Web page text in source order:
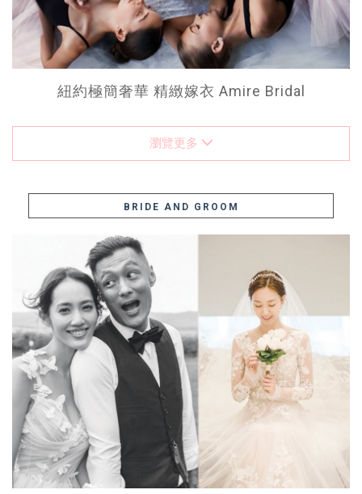
紐約極簡奢華 精緻嫁衣 Amire Bridal
瀏覽更多
BRIDE AND GROOM